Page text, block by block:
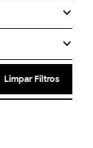
Limpar Filtros